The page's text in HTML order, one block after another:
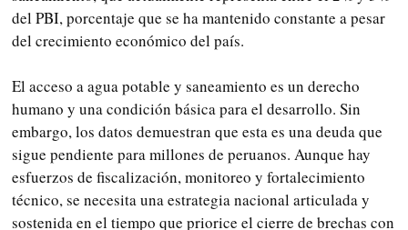
del PBI, porcentaje que se ha mantenido constante a pesar
del crecimiento económico del país.
El acceso a agua potable y saneamiento es un derecho
humano y una condición básica para el desarrollo. Sin
embargo, los datos demuestran que esta es una deuda que
sigue pendiente para millones de peruanos. Aunque hay
esfuerzos de fiscalización, monitoreo y fortalecimiento
técnico, se necesita una estrategia nacional articulada y
sostenida en el tiempo que priorice el cierre de brechas con